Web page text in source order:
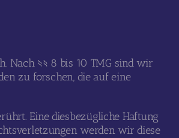
Nach §§ 8 bis 10 TMG sind wir
zu forschen, die auf eine
Eine diesbezügliche Haftung
werden wir diese